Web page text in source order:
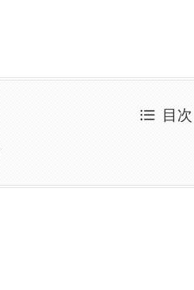
目次